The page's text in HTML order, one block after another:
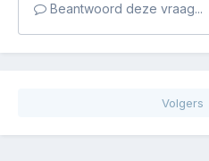
Beantwoord deze vraag...
Volgers